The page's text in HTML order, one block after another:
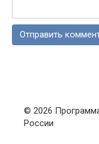
© 2026
России